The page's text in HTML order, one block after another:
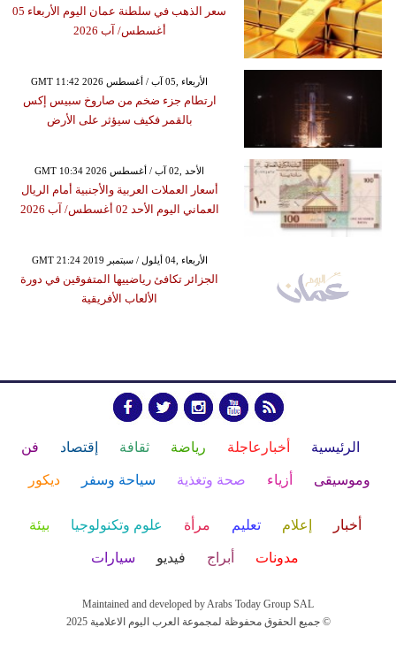
سعر الذهب في سلطنة عمان اليوم الأربعاء 05
أغسطس/ آب 2026
GMT 11:42 2026 الأربعاء ,05 آب / أغسطس
ارتطام جزء ضخم من صاروخ سبيس إكس
بالقمر فكيف سيؤثر على الأرض
GMT 10:34 2026 الأحد ,02 آب / أغسطس
أسعار العملات العربية والأجنبية أمام الريال
العماني اليوم الأحد 02 أغسطس/ آب 2026
GMT 21:24 2019 الأربعاء ,04 أيلول / سبتمبر
الجزائر تكافئ رياضييها المتفوقين في دورة
الألعاب الأفريقية
الرئيسية أخبارعاجلة رياضة ثقافة إقتصاد فن
وموسيقى أزياء صحة وتغذية سياحة وسفر ديكور
أخبار إعلام تعليم مرأة علوم وتكنولوجيا بيئة
مدونات أبراج فيديو سيارات
Maintained and developed by Arabs Today Group SAL
جميع الحقوق محفوظة لمجموعة العرب اليوم الاعلامية 2025 ©